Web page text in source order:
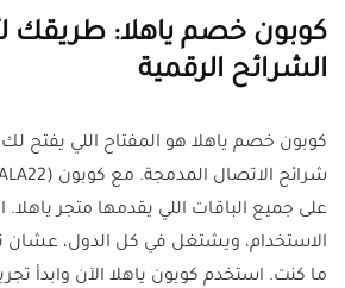
كوبون خصم ياهلا:
الشرائح الرقمية
كوبون خصم ياهلا هو المفتاح اللي يفتح لك
على جميع الباقات اللي يقدمها متجر
الاستخدام، ويشتغل في كل الدول، عشان
ما كنت. استخدم كوبون ياهلا الآن وابدأ